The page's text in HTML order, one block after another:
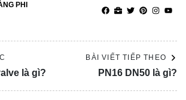
PHI
là gì?
BÀI VIẾT TIẾP THEO
PN16 DN50 là gì?